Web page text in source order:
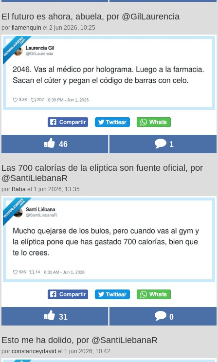
El futuro es ahora, abuela, por @GilLaurencia
por flamenquin el 2 jun 2026, 10:25
46 1
Las 700 calorías de la elíptica son fuente oficial, por
@SantiLiebanaR
por Baba el 1 jun 2026, 13:35
31 0
Esto me ha dolido, por @SantiLiebanaR
por constanceydavid el 1 jun 2026, 10:42